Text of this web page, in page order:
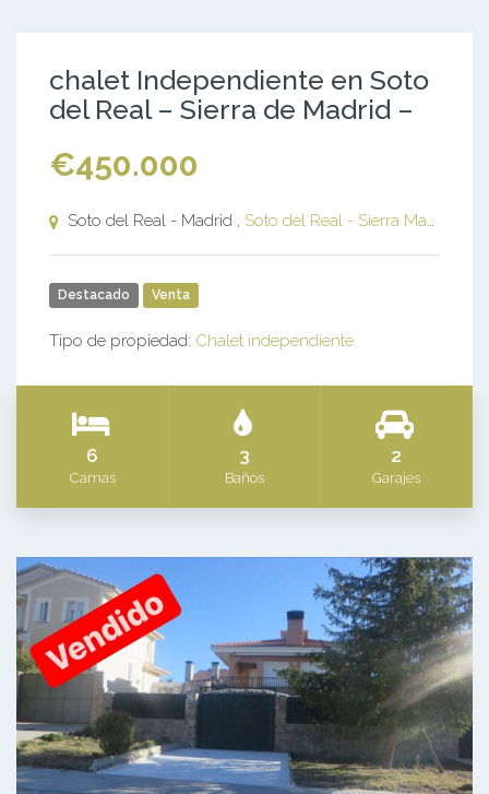
chalet Independiente en Soto
del Real – Sierra de Madrid –
€450.000
Soto del Real - Madrid , Soto del Real - Sierra Madrid
Destacado Venta
Tipo de propiedad: Chalet independiente
6
Camas
3
Baños
2
Garajes